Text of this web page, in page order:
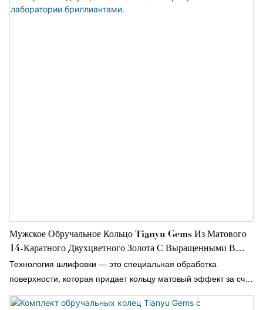
обладает схожей твердостью и блеском, но и имеет более
Мужское Обручальное Кольцо Tianyu Gems Из Матового
14-Каратного Двухцветного Золота С Выращенными В
Лаборатории Бриллиантами.
Технология шлифовки — это специальная обработка
поверхности, которая придает кольцу матовый эффект за счет
создания тонкой линейной текстуры на металлической
поверхности. Эта текстура ненавязчива и не бросается в